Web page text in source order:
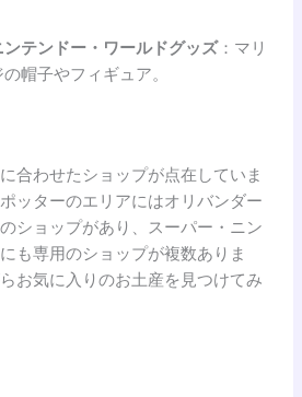
テンドー・ワールドグッズ：マリ
帽子やフィギュア。
合わせたショップが点在していま
ッターのエリアにはオリバンダー
ショップがあり、スーパー・ニン
も専用のショップが複数ありま
お気に入りのお土産を見つけてみ